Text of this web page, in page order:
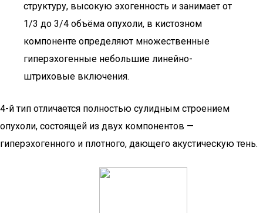
структуру, высокую эхогенность и занимает от
1/3 до 3/4 объёма опухоли, в кистозном
компоненте определяют множественные
гиперэхогенные небольшие линейно-
штриховые включения.
4-й тип отличается полностью сулидным строением
опухоли, состоящей из двух компонентов —
гиперэхогенного и плотного, дающего акустическую тень.